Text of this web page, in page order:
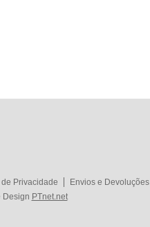
de Privacidade Envios e Devoluções
Design PTnet.net